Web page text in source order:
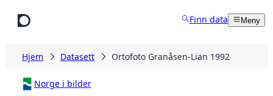
Finn data Meny
Hjem Datasett Ortofoto Granåsen-Lian 1992
Norge i bilder